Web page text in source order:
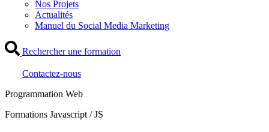
Nos Projets
Actualités
Manuel du Social Media Marketing
Rechercher une formation
Contactez-nous
Programmation Web
Formations Javascript / JS